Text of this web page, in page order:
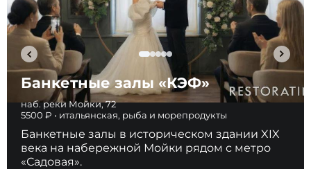
Банкетные залы «КЭФ»
наб. реки Мойки, 72
5500 ₽ • итальянская, рыба и морепродукты
Банкетные залы в историческом здании XIX
века на набережной Мойки рядом с метро
«Садовая».